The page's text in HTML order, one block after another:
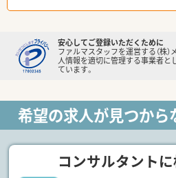
安心してご登録いただくために
ファルマスタッフを運営する（株
人情報を適切に管理する事業者
ています。
希望の求人が見つか
コンサルタント